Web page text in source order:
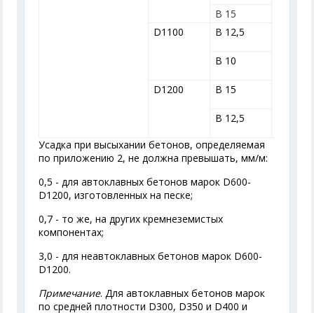
В 15
D1100
В 12,5
В 10
D1200 В 15
В 12,5
Усадка при высыхании бетонов, определяемая
по приложению 2, не должна превышать, мм/м:
0,5 - для автоклавных бетонов марок D600-
D1200, изготовленных на песке;
0,7 - то же, на других кремнеземистых
компонентах;
3,0 - для неавтоклавных бетонов марок D600-
D1200.
Примечание. Для автоклавных бетонов марок
по средней плотности D300, D350 и D400 и